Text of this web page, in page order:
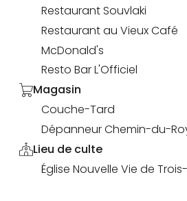
Restaurant Souvlaki
Restaurant au Vieux Café
McDonald's
Resto Bar L'Officiel
Magasin
Couche-Tard
Dépanneur Chemin-du-
Lieu de culte
Église Nouvelle Vie de